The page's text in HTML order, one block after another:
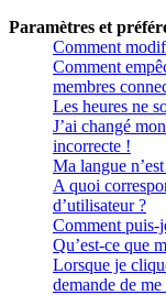
Paramètres et
Comment
Comment
membres
Les heures ne
J’ai changé
incorrecte !
Ma langue
A quoi
d’utilisateur ?
Comment puis-
Qu’est-ce que
Lorsque je
demande de